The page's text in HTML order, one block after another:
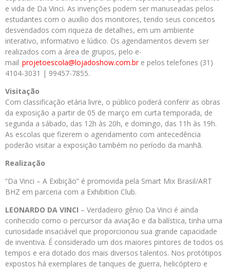
e vida de Da Vinci. As invenções podem ser manuseadas pelos
estudantes com o auxílio dos monitores, tendo seus conceitos
desvendados com riqueza de detalhes, em um ambiente
interativo, informativo e lúdico. Os agendamentos devem ser
realizados com a área de grupos, pelo e-
mail projetoescola@lojadoshow.com.bre pelos telefones (31)
4104-3031 | 99457-7855.
Visitação
Com classificação etária livre, o público poderá conferir as obras
da exposição a partir de 05 de março em curta temporada, de
segunda a sábado, das 12h às 20h, e domingo, das 11h às 19h.
As escolas que fizerem o agendamento com antecedência
poderão visitar a exposição também no período da manhã.
Realização
“Da Vinci – A Exibição” é promovida pela Smart Mix Brasil/ART
BHZ em parceria com a Exhibition Club.
LEONARDO DA VINCI – Verdadeiro gênio Da Vinci é ainda
conhecido como o percursor da aviação e da balística, tinha uma
curiosidade insaciável que proporcionou sua grande capacidade
de inventiva. É considerado um dos maiores pintores de todos os
tempos e era dotado dos mais diversos talentos. Nos protótipos
expostos há exemplares de tanques de guerra, helicóptero e